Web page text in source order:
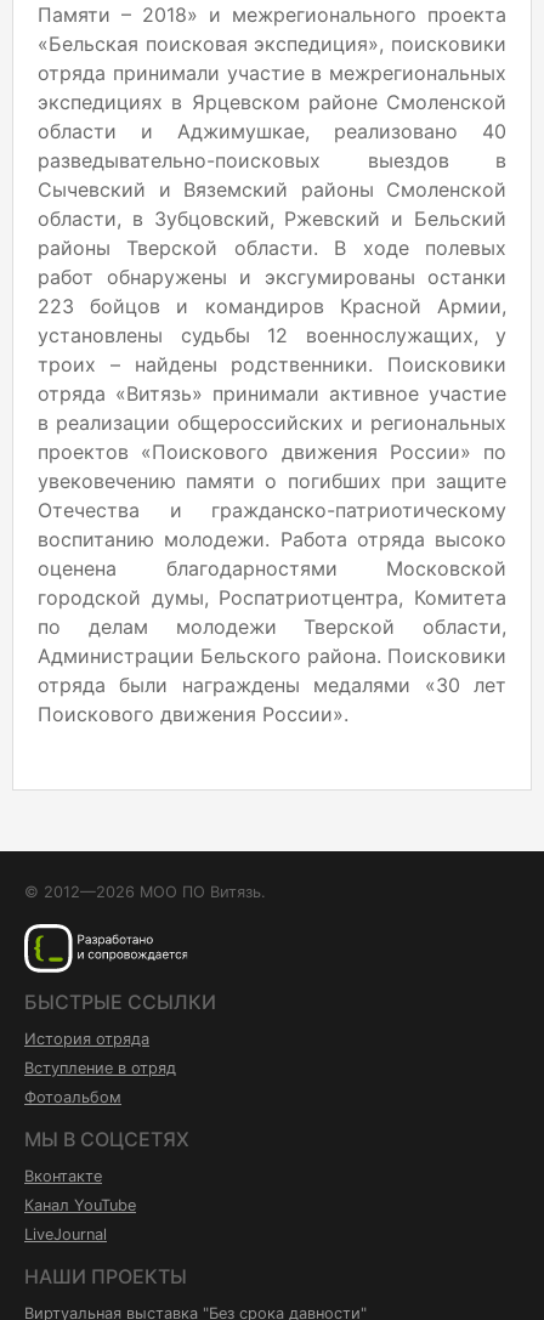
Памяти – 2018» и межрегионального проекта
«Бельская поисковая экспедиция», поисковики
отряда принимали участие в межрегиональных
экспедициях в Ярцевском районе Смоленской
области и Аджимушкае, реализовано 40
разведывательно-поисковых выездов в
Сычевский и Вяземский районы Смоленской
области, в Зубцовский, Ржевский и Бельский
районы Тверской области. В ходе полевых
работ обнаружены и эксгумированы останки
223 бойцов и командиров Красной Армии,
установлены судьбы 12 военнослужащих, у
троих – найдены родственники. Поисковики
отряда «Витязь» принимали активное участие
в реализации общероссийских и региональных
проектов «Поискового движения России» по
увековечению памяти о погибших при защите
Отечества и гражданско-патриотическому
воспитанию молодежи. Работа отряда высоко
оценена благодарностями Московской
городской думы, Роспатриотцентра, Комитета
по делам молодежи Тверской области,
Администрации Бельского района. Поисковики
отряда были награждены медалями «30 лет
Поискового движения России».
© 2012—2026 МОО ПО Витязь.
БЫСТРЫЕ ССЫЛКИ
История отряда
Вступление в отряд
Фотоальбом
МЫ В СОЦСЕТЯХ
Вконтакте
Канал YouTube
LiveJournal
НАШИ ПРОЕКТЫ
Виртуальная выставка "Без срока давности"